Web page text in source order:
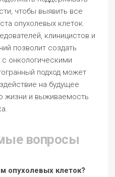
чтобы выявить все
опухолевых клеток.
клиницистов и
позволит создать
онкологическими
подход может
на будущее
жизни и выживаемость
вопросы
опухолевых клеток?